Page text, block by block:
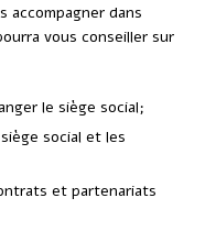
accompagner dans
vous conseiller sur
le siège social;
social et les
et partenariats